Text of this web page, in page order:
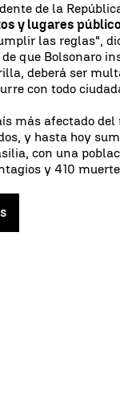
de la
y lugares
las reglas",
de que Bolsonaro
deberá ser
con todo
más afectado
y hasta hoy
con una
y 410